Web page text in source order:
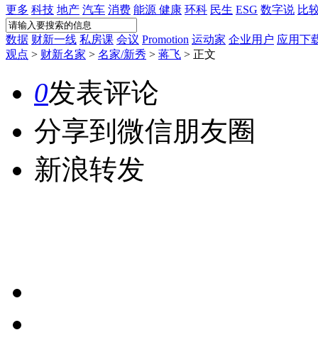
更多 科技 地产 汽车 消费 能源 健康 环科 民生 ESG 数字说 比
数据 财新一线 私房课 会议 Promotion 运动家 企业用户 应用下
观点 > 财新名家 > 名家/新秀 > 蒋飞 > 正文
0发表评论
分享到微信朋友圈
新浪转发